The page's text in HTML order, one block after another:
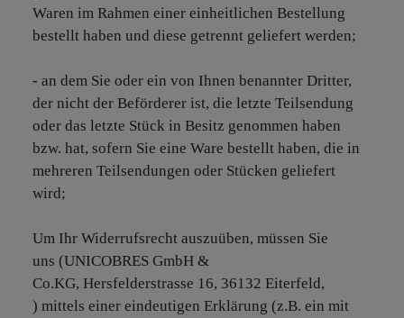
Waren im Rahmen einer einheitlichen Bestellung
bestellt haben und diese getrennt geliefert werden;
- an dem Sie oder ein von Ihnen benannter Dritter,
der nicht der Beförderer ist, die letzte Teilsendung
oder das letzte Stück in Besitz genommen haben
bzw. hat, sofern Sie eine Ware bestellt haben, die in
mehreren Teilsendungen oder Stücken geliefert
wird;
Um Ihr Widerrufsrecht auszuüben, müssen Sie
uns (UNICOBRES GmbH &
Co.KG, Hersfelderstrasse 16, 36132 Eiterfeld,
) mittels einer eindeutigen Erklärung (z.B. ein mit